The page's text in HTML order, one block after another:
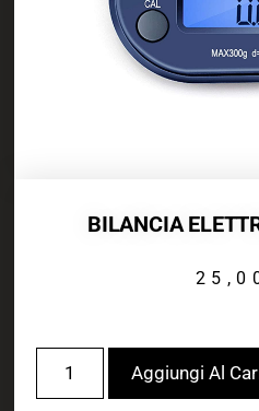
BILANCIA
Aggiungi Al